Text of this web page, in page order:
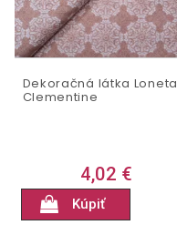
Dekoračná látka Loneta
Clementine
4,02 €
Kúpiť